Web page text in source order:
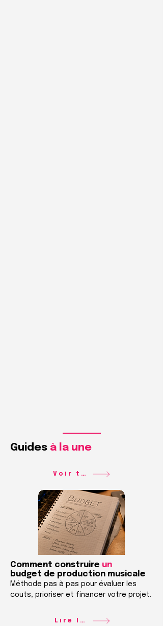
Guides à la une
Voir tous les guides
Comment construire un
budget de production musicale
Méthode pas à pas pour évaluer les
couts, prioriser et financer votre projet.
Lire le guide